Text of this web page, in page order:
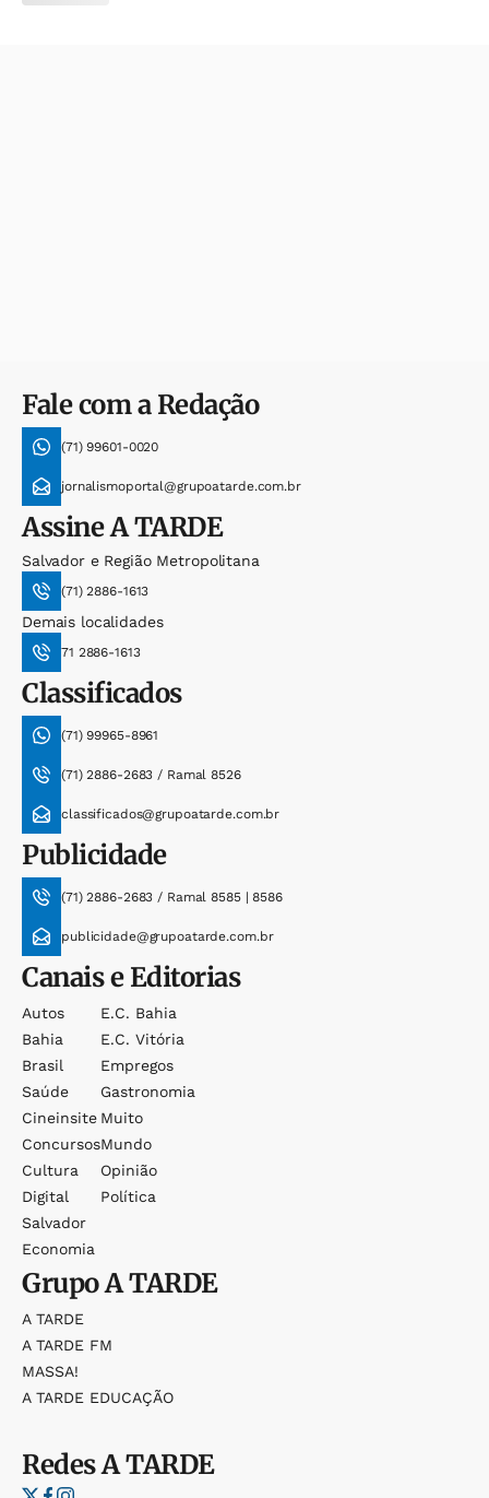
Fale com a Redação
(71) 99601-0020
jornalismoportal@grupoatarde.com.br
AssineA TARDE
Salvador e Região Metropolitana
(71) 2886-1613
Demais localidades
71 2886-1613
Classificados
(71) 99965-8961
(71) 2886-2683 / Ramal 8526
classificados@grupoatarde.com.br
Publicidade
(71) 2886-2683 / Ramal 8585 | 8586
publicidade@grupoatarde.com.br
Canais e Editorias
Autos
Bahia
Brasil
Saúde
Cineinsite
Concursos
Cultura
Digital
Salvador
Economia
E.c. Bahia
E.c. Vitória
Empregos
Gastronomia
Muito
Mundo
Opinião
Política
GrupoA TARDE
A TARDE
A TARDE FM
MASSA!
A TARDE EDUCAÇÃO
RedesA TARDE